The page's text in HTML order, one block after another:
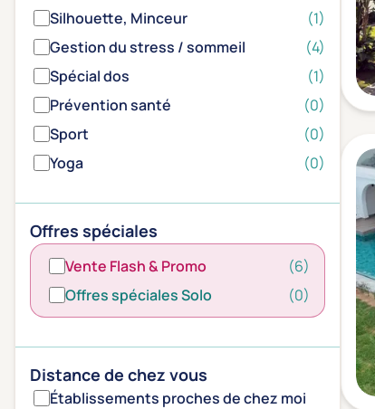
Silhouette, Minceur
(1)
Gestion du stress / sommeil
(4)
Spécial dos
(1)
Prévention santé
(0)
Sport
(0)
Yoga
(0)
Offres spéciales
Vente Flash & Promo
(6)
Offres spéciales Solo
(0)
Distance de chez vous
Établissements proches de chez moi